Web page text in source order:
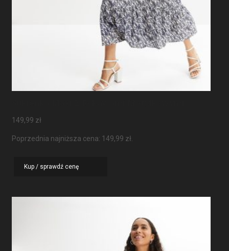
149,99 zł
Poprzednia najniższa cena: 149,99 zł.
Kup / sprawdź cenę